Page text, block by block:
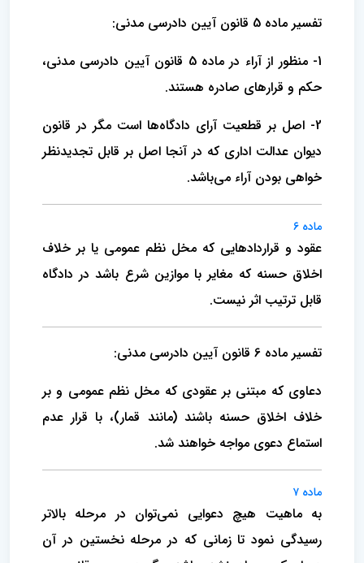
تفسیر ماده 5 قانون آیین دادرسی مدنی:
1- منظور از آراء در ماده 5 قانون آیین دادرسی مدنی،
حکم و قرارهای صادره هستند.
2- اصل بر قطعیت آرای دادگاه‌ها است مگر در قانون
دیوان عدالت اداری که در آنجا اصل بر قابل تجدیدنظر
خواهی بودن آراء می‌باشد.
ماده ۶
عقود و قراردادهایی که مخل نظم عمومی یا بر خلاف
اخلاق حسنه که مغایر با موازین شرع باشد در دادگاه
قابل ترتیب اثر نیست.
تفسیر ماده 6 قانون آیین دادرسی مدنی:
دعاوی که مبتنی بر عقودی که مخل نظم عمومی و بر
خلاف اخلاق حسنه باشند (مانند قمار)، با قرار عدم
استماع دعوی مواجه خواهند شد.
ماده ۷
به ماهیت هیچ دعوایی نمی‌توان در مرحله بالاتر
رسیدگی نمود تا زمانی که در مرحله نخستین در آن